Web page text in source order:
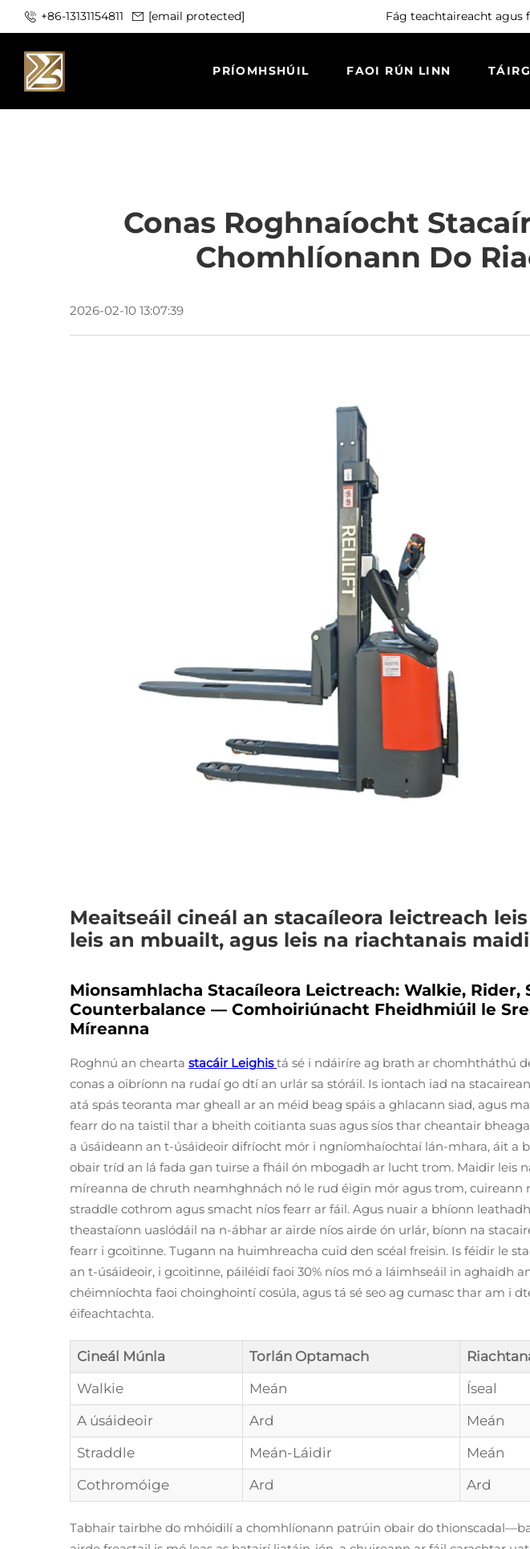
+86-13131154811 [email protected] Fág teachtaireacht agus
PRÍOMHSHÚIL FAOI RÚN LINN
Conas Roghnaíocht
Chomhlíonann Do
2026-02-10 13:07:39
Meaitseáil cineál an stacaíleora leictreach
leis an mbuailt, agus leis na riachtanais
Mionsamhlacha Stacaíleora Leictreach: Walkie, Rider,
Counterbalance — Comhoiriúnacht Fheidhmiúil le
Míreanna
Roghnú an chearta stacáir Leighistá sé i ndáiríre ag brath ar chomhtháthú
conas a oibríonn na rudaí go dtí an urlár sa stóráil. Is iontach iad na
atá spás teoranta mar gheall ar an méid beag spáis a ghlacann siad, agus
fearr do na taistil thar a bheith coitianta suas agus síos thar cheantair
a úsáideann an t-úsáideoir difríocht mór i ngníomhaíochtaí lán-mhara, áit a
obair tríd an lá fada gan tuirse a fháil ón mbogadh ar lucht trom. Maidir leis
míreanna de chruth neamhghnách nó le rud éigin mór agus trom, cuireann
straddle cothrom agus smacht níos fearr ar fáil. Agus nuair a bhíonn
theastaíonn uaslódáil na n-ábhar ar airde níos airde ón urlár, bíonn na
fearr i gcoitinne. Tugann na huimhreacha cuid den scéal freisin. Is féidir le
an t-úsáideoir, i gcoitinne, páiléidí faoi 30% níos mó a láimhseáil in aghaidh
chéimníochta faoi choinghointí cosúla, agus tá sé seo ag cumasc thar am i
éifeachtachta.
Cineál Múnla Torlán Optamach
Walkie
Meán
Íseal
A úsáideoir
Ard
Meán
Straddle
Meán-Láidir
Meán
Cothromóige
Ard Ard
Tabhair tairbhe do mhóidilí a chomhlíonann patrúin obair do